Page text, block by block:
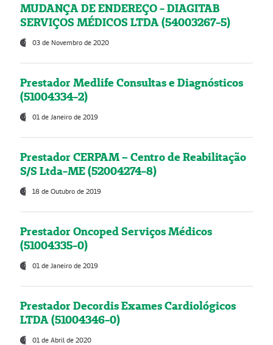
MUDANÇA DE ENDEREÇO - DIAGITAB
SERVIÇOS MÉDICOS LTDA (54003267-5)
03 de Novembro de 2020
Prestador Medlife Consultas e Diagnósticos
(51004334-2)
01 de Janeiro de 2019
Prestador CERPAM – Centro de Reabilitação
S/S Ltda-ME (52004274-8)
18 de Outubro de 2019
Prestador Oncoped Serviços Médicos
(51004335-0)
01 de Janeiro de 2019
Prestador Decordis Exames Cardiológicos
LTDA (51004346-0)
01 de Abril de 2020